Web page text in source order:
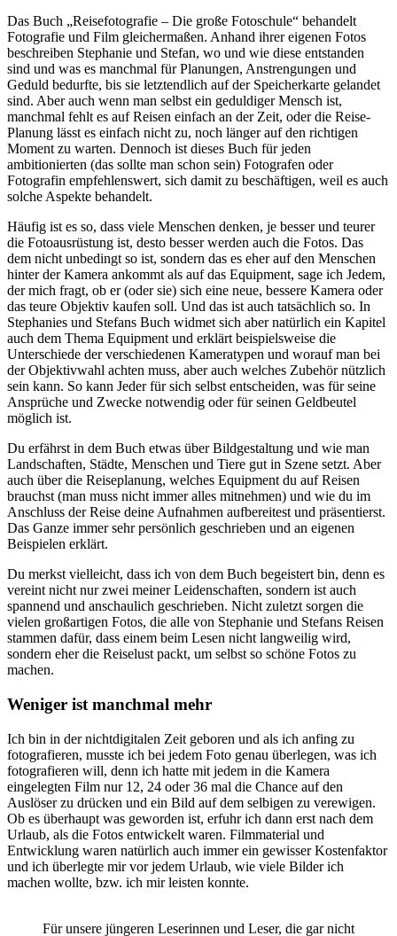
Das Buch „Reisefotografie – Die große Fotoschule“ behandelt
Fotografie und Film gleichermaßen. Anhand ihrer eigenen Fotos
beschreiben Stephanie und Stefan, wo und wie diese entstanden
sind und was es manchmal für Planungen, Anstrengungen und
Geduld bedurfte, bis sie letztendlich auf der Speicherkarte gelandet
sind. Aber auch wenn man selbst ein geduldiger Mensch ist,
manchmal fehlt es auf Reisen einfach an der Zeit, oder die Reise-
Planung lässt es einfach nicht zu, noch länger auf den richtigen
Moment zu warten. Dennoch ist dieses Buch für jeden
ambitionierten (das sollte man schon sein) Fotografen oder
Fotografin empfehlenswert, sich damit zu beschäftigen, weil es auch
solche Aspekte behandelt.
Häufig ist es so, dass viele Menschen denken, je besser und teurer
die Fotoausrüstung ist, desto besser werden auch die Fotos. Das
dem nicht unbedingt so ist, sondern das es eher auf den Menschen
hinter der Kamera ankommt als auf das Equipment, sage ich Jedem,
der mich fragt, ob er (oder sie) sich eine neue, bessere Kamera oder
das teure Objektiv kaufen soll. Und das ist auch tatsächlich so. In
Stephanies und Stefans Buch widmet sich aber natürlich ein Kapitel
auch dem Thema Equipment und erklärt beispielsweise die
Unterschiede der verschiedenen Kameratypen und worauf man bei
der Objektivwahl achten muss, aber auch welches Zubehör nützlich
sein kann. So kann Jeder für sich selbst entscheiden, was für seine
Ansprüche und Zwecke notwendig oder für seinen Geldbeutel
möglich ist.
Du erfährst in dem Buch etwas über Bildgestaltung und wie man
Landschaften, Städte, Menschen und Tiere gut in Szene setzt. Aber
auch über die Reiseplanung, welches Equipment du auf Reisen
brauchst (man muss nicht immer alles mitnehmen) und wie du im
Anschluss der Reise deine Aufnahmen aufbereitest und präsentierst.
Das Ganze immer sehr persönlich geschrieben und an eigenen
Beispielen erklärt.
Du merkst vielleicht, dass ich von dem Buch begeistert bin, denn es
vereint nicht nur zwei meiner Leidenschaften, sondern ist auch
spannend und anschaulich geschrieben. Nicht zuletzt sorgen die
vielen großartigen Fotos, die alle von Stephanie und Stefans Reisen
stammen dafür, dass einem beim Lesen nicht langweilig wird,
sondern eher die Reiselust packt, um selbst so schöne Fotos zu
machen.
Weniger ist manchmal mehr
Ich bin in der nichtdigitalen Zeit geboren und als ich anfing zu
fotografieren, musste ich bei jedem Foto genau überlegen, was ich
fotografieren will, denn ich hatte mit jedem in die Kamera
eingelegten Film nur 12, 24 oder 36 mal die Chance auf den
Auslöser zu drücken und ein Bild auf dem selbigen zu verewigen.
Ob es überhaupt was geworden ist, erfuhr ich dann erst nach dem
Urlaub, als die Fotos entwickelt waren. Filmmaterial und
Entwicklung waren natürlich auch immer ein gewisser Kostenfaktor
und ich überlegte mir vor jedem Urlaub, wie viele Bilder ich
machen wollte, bzw. ich mir leisten konnte.
Für unsere jüngeren Leserinnen und Leser, die gar nicht